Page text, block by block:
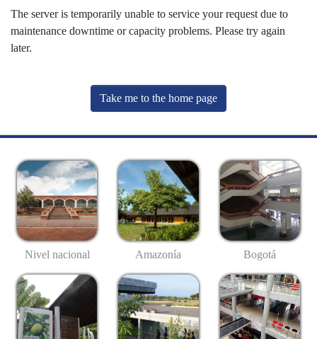
The server is temporarily unable to service your request due to
maintenance downtime or capacity problems. Please try again
later.
Take me to the home page
Nivel nacional Amazonía Bogotá